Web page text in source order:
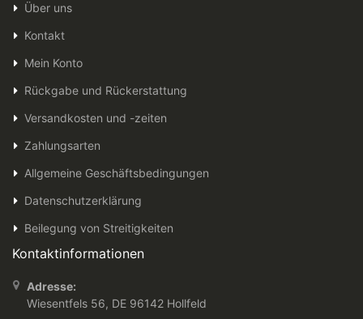
Über uns
Kontakt
Mein Konto
Rückgabe und Rückerstattung
Versandkosten und -zeiten
Zahlungsarten
Allgemeine Geschäftsbedingungen
Datenschutzerklärung
Beilegung von Streitigkeiten
Kontaktinformationen
Adresse:
Wiesentfels 56, DE 96142 Hollfeld